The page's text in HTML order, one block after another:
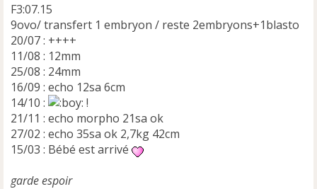
F3:07.15
9ovo/ transfert 1 embryon / reste 2embryons+1blasto
20/07 : ++++
11/08 : 12mm
25/08 : 24mm
16/09 : echo 12sa 6cm
14/10 :
!
21/11 : echo morpho 21sa ok
27/02 : echo 35sa ok 2,7kg 42cm
15/03 : Bébé est arrivé
garde espoir